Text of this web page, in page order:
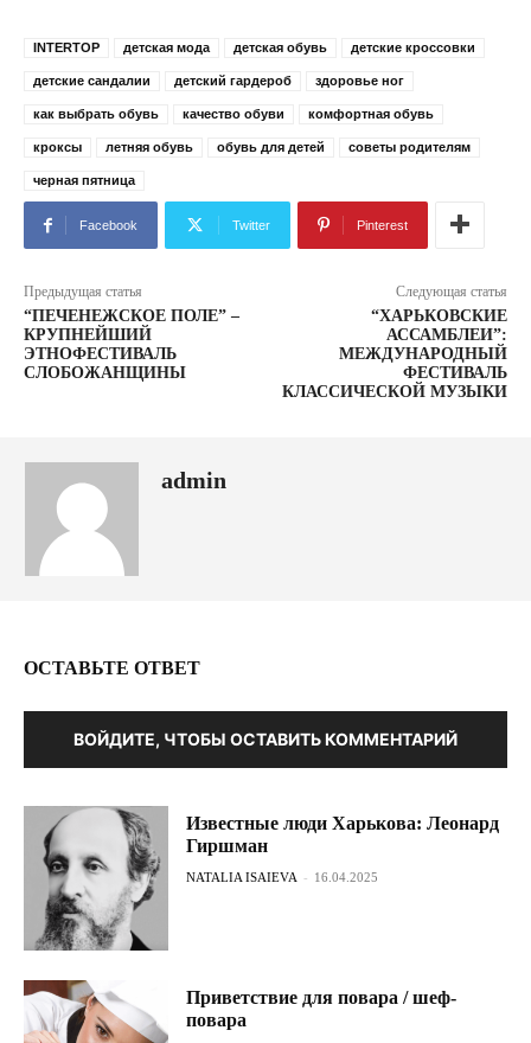
INTERTOP детская мода детская обувь детские кроссовки
детские сандалии детский гардероб здоровье ног
как выбрать обувь качество обуви комфортная обувь
кроксы летняя обувь обувь для детей советы родителям
черная пятница
Facebook Twitter Pinterest
Предыдущая статья
“ПЕЧЕНЕЖСКОЕ ПОЛЕ” –
КРУПНЕЙШИЙ
ЭТНОФЕСТИВАЛЬ
СЛОБОЖАНЩИНЫ
Следующая статья
“ХАРЬКОВСКИЕ
АССАМБЛЕИ”:
МЕЖДУНАРОДНЫЙ
ФЕСТИВАЛЬ
КЛАССИЧЕСКОЙ МУЗЫКИ
admin
ОСТАВЬТЕ ОТВЕТ
ВОЙДИТЕ, ЧТОБЫ ОСТАВИТЬ КОММЕНТАРИЙ
Известные люди Харькова: Леонард
Гиршман
NATALIA ISAIEVA - 16.04.2025
Приветствие для повара / шеф-
повара